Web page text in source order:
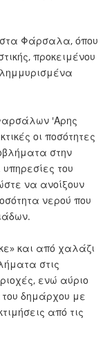
Φάρσαλα, όπου
προκειμένου
'Αρης
οι ποσότητες
στην
του
να ανοίξουν
νερού που
και από χαλάζι
στις
ενώ αύριο
δημάρχου με
από τις